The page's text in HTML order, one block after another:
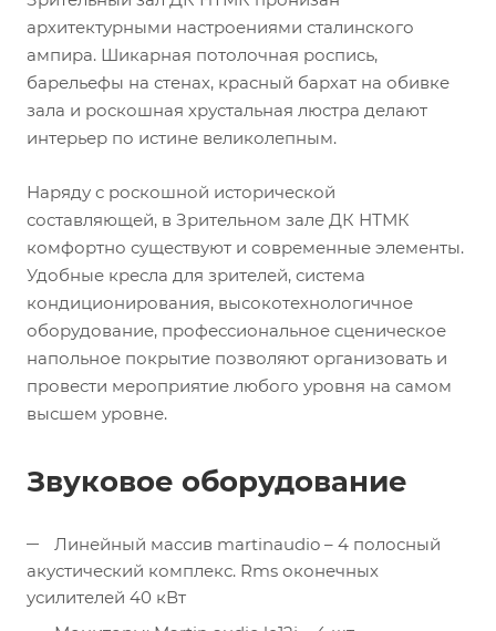
архитектурными настроениями сталинского
ампира. Шикарная потолочная роспись,
барельефы на стенах, красный бархат на обивке
зала и роскошная хрустальная люстра делают
интерьер по истине великолепным.
Наряду с роскошной исторической
составляющей, в Зрительном зале ДК НТМК
комфортно существуют и современные элементы.
Удобные кресла для зрителей, система
кондиционирования, высокотехнологичное
оборудование, профессиональное сценическое
напольное покрытие позволяют организовать и
провести мероприятие любого уровня на самом
высшем уровне.
Звуковое оборудование
Линейный массив martinaudio – 4 полосный
акустический комплекс. Rms оконечных
усилителей 40 кВт